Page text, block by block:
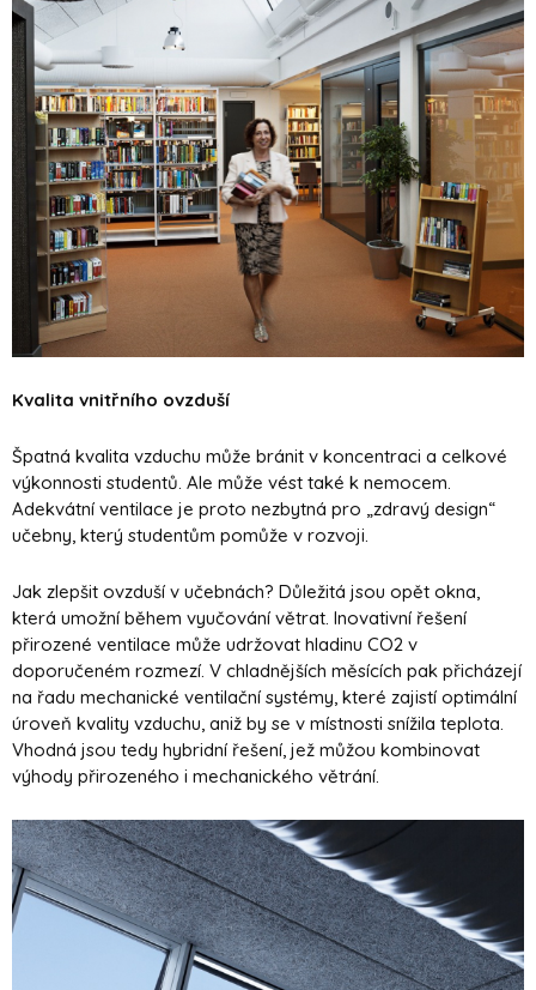
Kvalita vnitřního ovzduší
Špatná kvalita vzduchu může bránit v koncentraci a celkové
výkonnosti studentů. Ale může vést také k nemocem.
Adekvátní ventilace je proto nezbytná pro „zdravý design“
učebny, který studentům pomůže v rozvoji.
Jak zlepšit ovzduší v učebnách? Důležitá jsou opět okna,
která umožní během vyučování větrat. Inovativní řešení
přirozené ventilace může udržovat hladinu CO2 v
doporučeném rozmezí. V chladnějších měsících pak přicházejí
na řadu mechanické ventilační systémy, které zajistí optimální
úroveň kvality vzduchu, aniž by se v místnosti snížila teplota.
Vhodná jsou tedy hybridní řešení, jež můžou kombinovat
výhody přirozeného i mechanického větrání.